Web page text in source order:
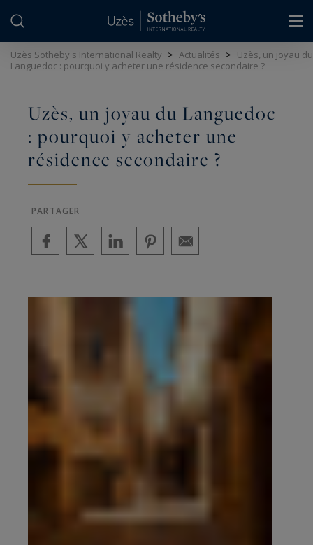
Uzès Sotheby's International Realty > Actualités > Uzès, un joyau du
Languedoc : pourquoi y acheter une résidence secondaire ?
Uzès, un joyau du Languedoc
: pourquoi y acheter une
résidence secondaire ?
PARTAGER